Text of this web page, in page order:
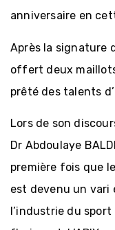
anniversaire en
Après la signature
offert deux
prêté des talents
Lors de son
Dr Abdoulaye
première fois que
est devenu un vari
l’industrie du